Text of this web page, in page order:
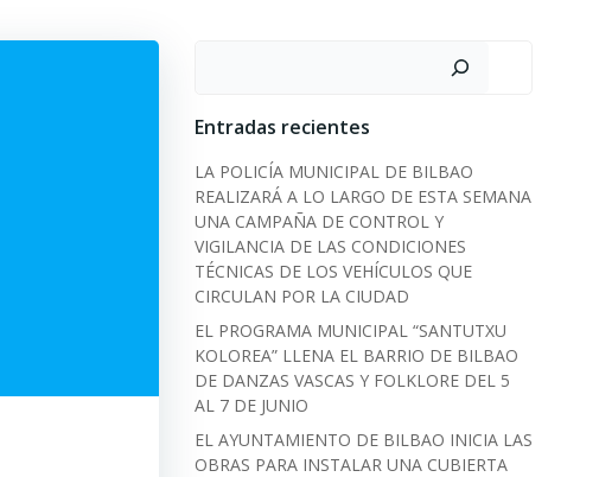
Entradas recientes
LA POLICÍA MUNICIPAL DE BILBAO
REALIZARÁ A LO LARGO DE ESTA SEMANA
UNA CAMPAÑA DE CONTROL Y
VIGILANCIA DE LAS CONDICIONES
TÉCNICAS DE LOS VEHÍCULOS QUE
CIRCULAN POR LA CIUDAD
EL PROGRAMA MUNICIPAL “SANTUTXU
KOLOREA” LLENA EL BARRIO DE BILBAO
DE DANZAS VASCAS Y FOLKLORE DEL 5
AL 7 DE JUNIO
EL AYUNTAMIENTO DE BILBAO INICIA LAS
OBRAS PARA INSTALAR UNA CUBIERTA